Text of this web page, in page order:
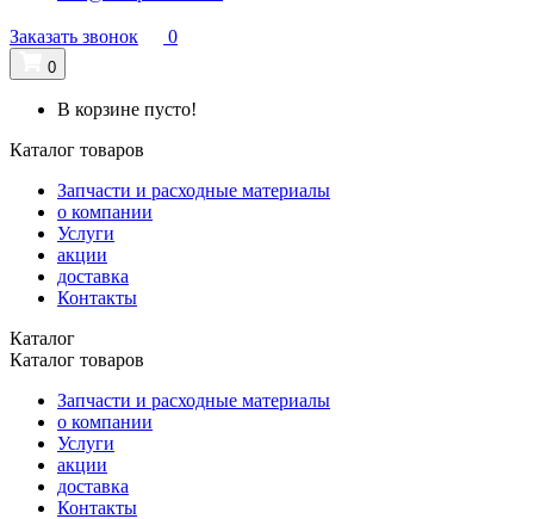
Заказать звонок 0
0
В корзине пусто!
Каталог товаров
Запчасти и расходные материалы
о компании
Услуги
акции
доставка
Контакты
Каталог
Каталог товаров
Запчасти и расходные материалы
о компании
Услуги
акции
доставка
Контакты